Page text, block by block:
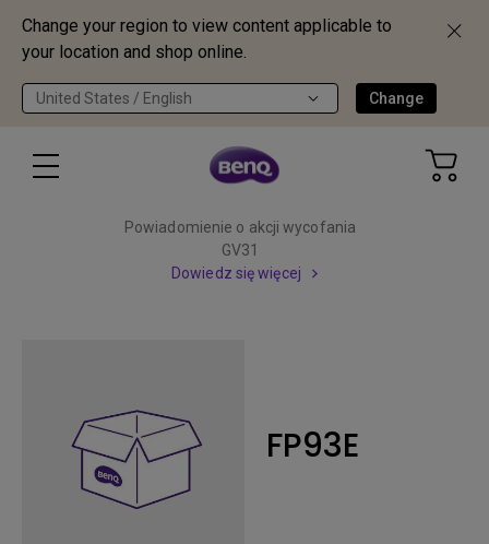
Change your region to view content applicable to
your location and shop online.
United States / English Change
Powiadomienie o akcji wycofania
GV31
Dowiedz się więcej
FP93E